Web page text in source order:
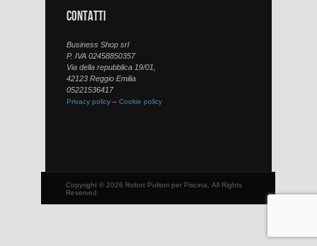
CONTATTI
Business Shop srl
P. IVA 02458850357
Via della repubblica 19/01,
42123 Reggio Emilia
05221536417
Privacy policy – Cookie policy
Copyright © 2026 Robot Pulitori per Piscina, All Rights
Reserved.